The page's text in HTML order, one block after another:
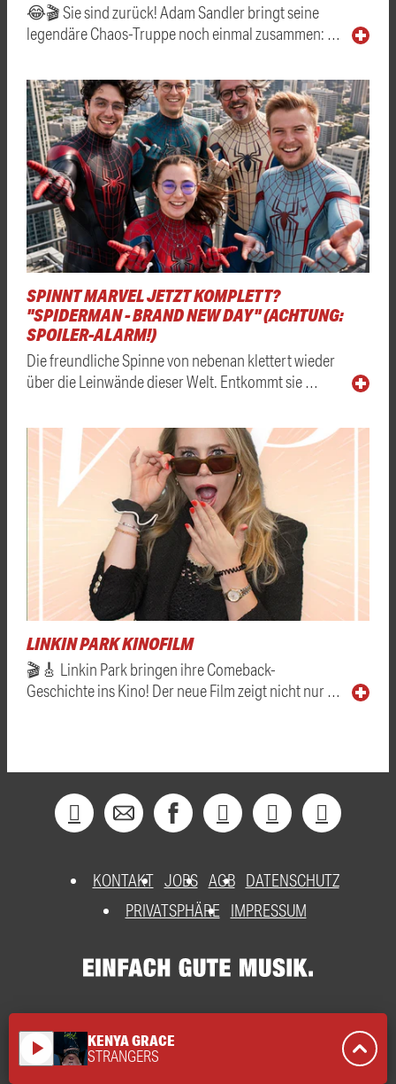
😂🎬 Sie sind zurück! Adam Sandler bringt seine
legendäre Chaos-Truppe noch einmal zusammen: …
SPINNT MARVEL JETZT KOMPLETT?
"SPIDERMAN - BRAND NEW DAY" (ACHTUNG:
SPOILER-ALARM!)
Die freundliche Spinne von nebenan klettert wieder
über die Leinwände dieser Welt. Entkommt sie …
LINKIN PARK KINOFILM
🎬🎸 Linkin Park bringen ihre Comeback-
Geschichte ins Kino! Der neue Film zeigt nicht nur …
KONTAKT JOBS AGB DATENSCHUTZ
PRIVATSPHÄRE
IMPRESSUM
play_arrow KENYA GRACE
STRANGERS